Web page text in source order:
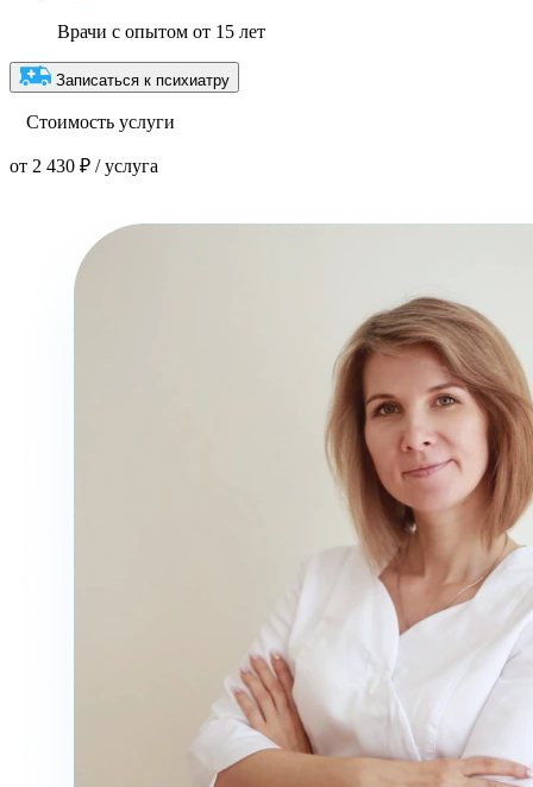
Врачи с опытом от 15 лет
Записаться к психиатру
Стоимость услуги
от 2 430 ₽ / услуга